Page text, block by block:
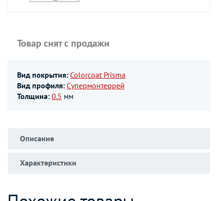
Товар снят с продажи
Вид покрытия: Colorcoat Prisma
Вид профиля: Супермонтеррей
Толщина: 0.5 мм
Описание
Характеристики